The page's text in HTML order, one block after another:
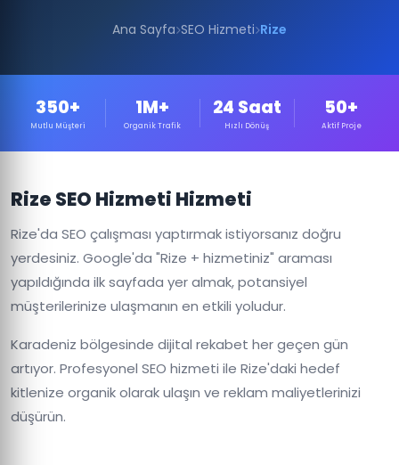
Ana Sayfa SEO Hizmeti Rize
350+
Mutlu Müşteri
1M+
Organik Trafik
24 Saat
Hızlı Dönüş
50+
Aktif Proje
Rize SEO Hizmeti Hizmeti
Rize'da SEO çalışması yaptırmak istiyorsanız doğru
yerdesiniz. Google'da "Rize + hizmetiniz" araması
yapıldığında ilk sayfada yer almak, potansiyel
müşterilerinize ulaşmanın en etkili yoludur.
Karadeniz bölgesinde dijital rekabet her geçen gün
artıyor. Profesyonel SEO hizmeti ile Rize'daki hedef
kitlenize organik olarak ulaşın ve reklam maliyetlerinizi
düşürün.